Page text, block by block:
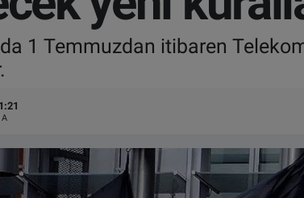
1 Temmuzdan itibaren